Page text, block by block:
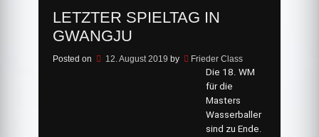
LETZTER SPIELTAG IN
GWANGJU
Posted on 12. August 2019 by Frieder Class
Die 18. WM
für die
Masters
Wasserballer
sind zu Ende.